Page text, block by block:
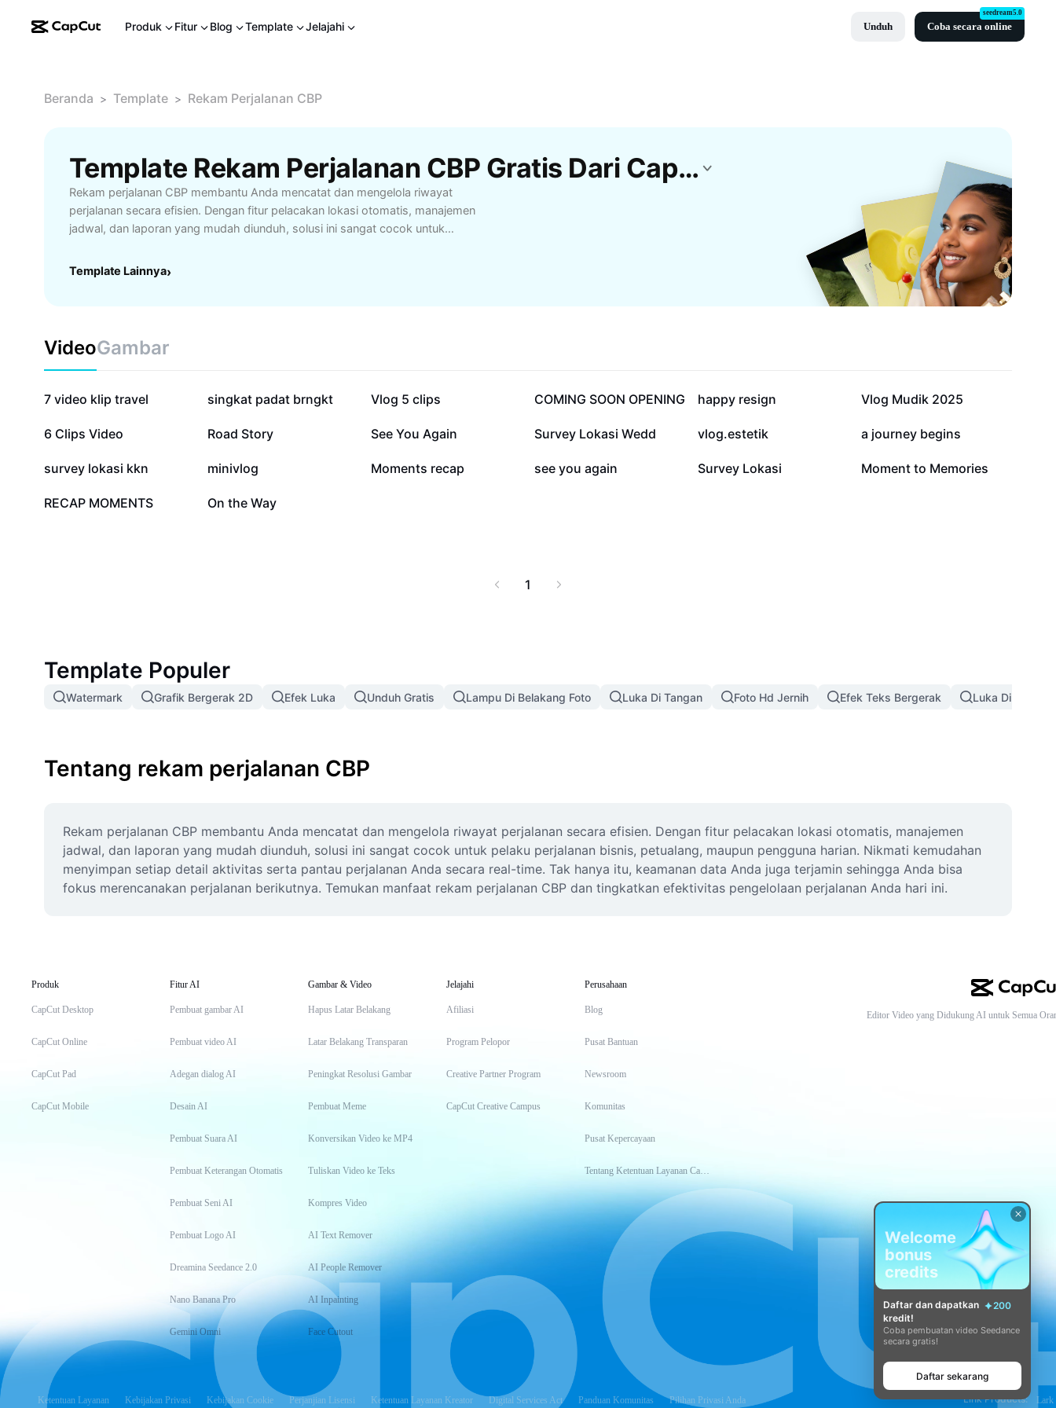
Produk Fitur Blog Template Jelajahi Unduh Coba secara online
seedream5.0
Beranda > Template > Rekam Perjalanan CBP
Template Rekam Perjalanan CBP Gratis Dari CapCut
Rekam perjalanan CBP membantu Anda mencatat dan mengelola riwayat
perjalanan secara efisien. Dengan fitur pelacakan lokasi otomatis, manajemen
jadwal, dan laporan yang mudah diunduh, solusi ini sangat cocok untuk
kemudahan menyimpan setiap detail aktivitas serta pantau perjalanan Anda
hari ini.
Template Lainnya›
VideoGambar
822 rb
7 video klip travel 309,9 rb
singkat padat brngkt 296,7 rb
Vlog 5 clips 116,3 rb
COMING SOON OPENING 30,8 rb
happy resign 17,4 rb
Vlog Mudik 2025
10 rb
6 Clips Video 9,9 rb
Road Story 8,5 rb
See You Again 6,3 rb
Survey Lokasi Wedd 3,1 rb
vlog.estetik 2,7 rb
a journey begins
2,4 rb
survey lokasi kkn 1,6 rb
minivlog 1,5 rb
Moments recap 1,1 rb
see you again 542
Survey Lokasi 401
Moment to Memories
17
RECAP MOMENTS 0
On the Way
1
Template Populer
Watermark Grafik Bergerak 2D Efek Luka Unduh Gratis Lampu Di Belakang Foto Luka Di Tangan Foto Hd Jernih Efek Teks Bergerak Luka Di Wajah
Tentang rekam perjalanan CBP
Rekam perjalanan CBP membantu Anda mencatat dan mengelola riwayat perjalanan secara efisien. Dengan fitur pelacakan lokasi otomatis, manajemen
jadwal, dan laporan yang mudah diunduh, solusi ini sangat cocok untuk pelaku perjalanan bisnis, petualang, maupun pengguna harian. Nikmati kemudahan
menyimpan setiap detail aktivitas serta pantau perjalanan Anda secara real-time. Tak hanya itu, keamanan data Anda juga terjamin sehingga Anda bisa
fokus merencanakan perjalanan berikutnya. Temukan manfaat rekam perjalanan CBP dan tingkatkan efektivitas pengelolaan perjalanan Anda hari ini.
Produk
CapCut Desktop
CapCut Online
CapCut Pad
CapCut Mobile
Fitur AI
Pembuat gambar AI
Pembuat video AI
Adegan dialog AI
Desain AI
Pembuat Suara AI
Pembuat Keterangan Otomatis
Pembuat Seni AI
Pembuat Logo AI
Dreamina Seedance 2.0
Nano Banana Pro
Gemini Omni
Gambar & Video
Hapus Latar Belakang
Latar Belakang Transparan
Peningkat Resolusi Gambar
Pembuat Meme
Konversikan Video ke MP4
Tuliskan Video ke Teks
Kompres Video
AI Text Remover
AI People Remover
AI Inpainting
Face Cutout
Jelajahi
Afiliasi
Program Pelopor
Creative Partner Program
CapCut Creative Campus
Perusahaan
Blog
Pusat Bantuan
Newsroom
Komunitas
Pusat Kepercayaan
Tentang Ketentuan Layanan CapCut
Editor Video yang Didukung AI untuk Semua
Ketentuan Layanan Kebijakan Privasi Kebijakan Cookie Perjanjian Lisensi Ketentuan Layanan Kreator Digital Services Act Panduan Komunitas Pilihan Privasi Anda Link Products: Lark
Welcome
bonus
credits
Daftar dan dapatkan
200
kredit!
Coba pembuatan video Seedance
secara gratis!
Daftar sekarang